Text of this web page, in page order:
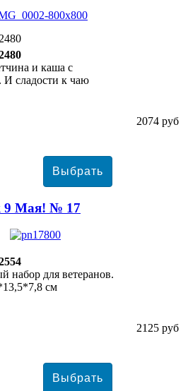
2480
и каша с
И сладости к чаю
2074 руб
9 Мая! № 17
набор для ветеранов.
см
2125 руб